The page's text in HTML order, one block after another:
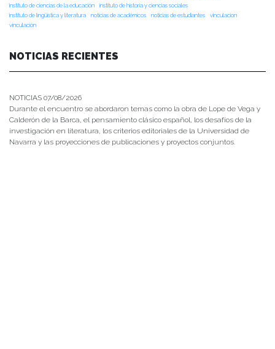
instituto de ciencias de la educación
instituto de historia y ciencias sociales
instituto de lingüística y literatura
noticias de académicos noticias de estudiantes
vinculacion
vinculación
NOTICIAS RECIENTES
NOTICIAS 07/08/2026
Durante el encuentro se abordaron temas como la obra de Lope de Vega y
Calderón de la Barca, el pensamiento clásico español, los desafíos de la
investigación en literatura, los criterios editoriales de la Universidad de
Navarra y las proyecciones de publicaciones y proyectos conjuntos.